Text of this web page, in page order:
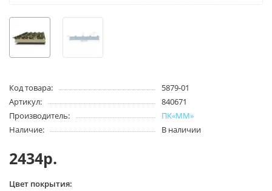
Код товара:
5879-01
Артикул:
840671
Производитель:
ПК«ММ»
Наличие:
В наличии
2434р.
Цвет покрытия: